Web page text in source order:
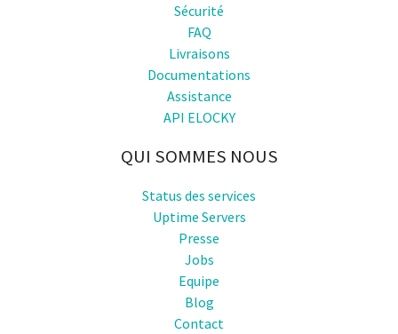
Sécurité
FAQ
Livraisons
Documentations
Assistance
API ELOCKY
QUI SOMMES NOUS
Status des services
Uptime Servers
Presse
Jobs
Equipe
Blog
Contact